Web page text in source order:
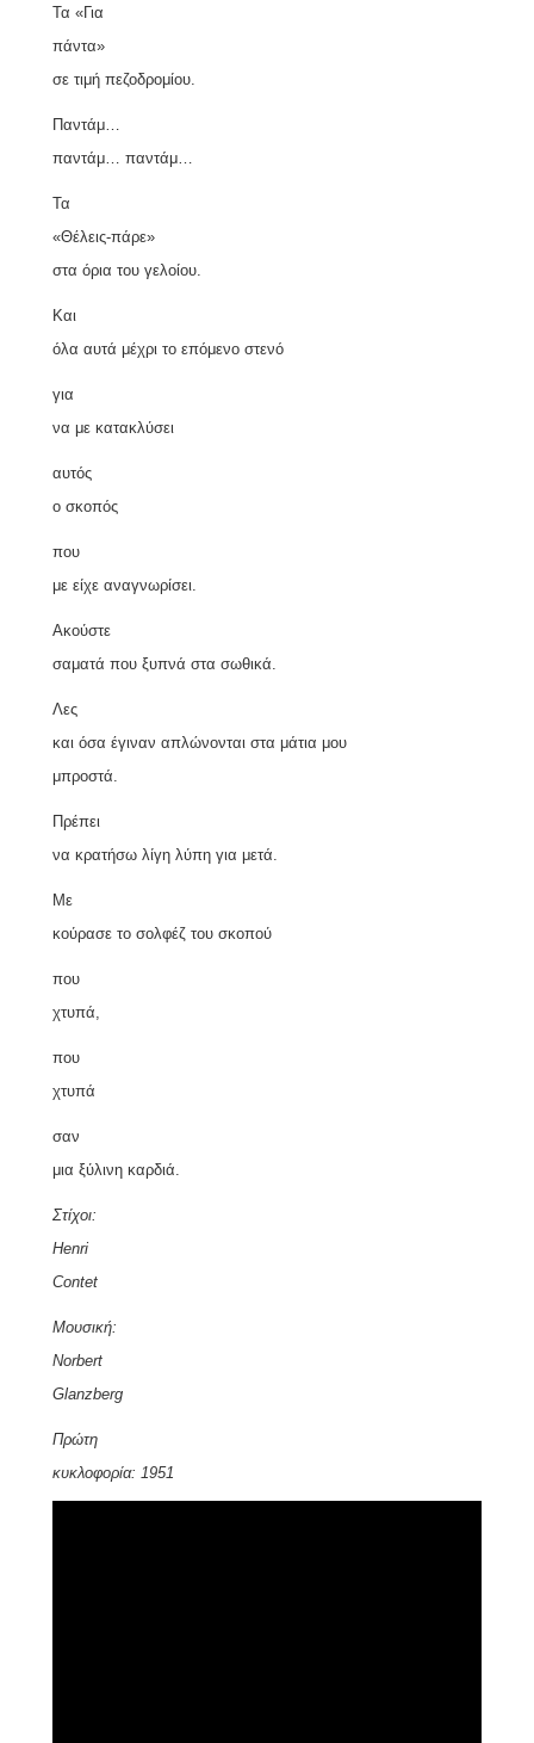
Τα «Για
πάντα»
σε τιμή πεζοδρομίου.
Παντάμ…
παντάμ… παντάμ…
Τα
«Θέλεις-πάρε»
στα όρια του γελοίου.
Kαι
όλα αυτά μέχρι το επόμενο στενό
για
να με κατακλύσει
αυτός
ο σκοπός
που
με είχε αναγνωρίσει.
Ακούστε
σαματά που ξυπνά στα σωθικά.
Λες
και όσα έγιναν απλώνονται στα μάτια μου
μπροστά.
Πρέπει
να κρατήσω λίγη λύπη για μετά.
Με
κούρασε το σολφέζ του σκοπού
που
χτυπά,
που
χτυπά
σαν
μια ξύλινη καρδιά.
Στίχοι:
Henri
Contet
Μουσική:
Norbert
Glanzberg
Πρώτη
κυκλοφορία: 1951